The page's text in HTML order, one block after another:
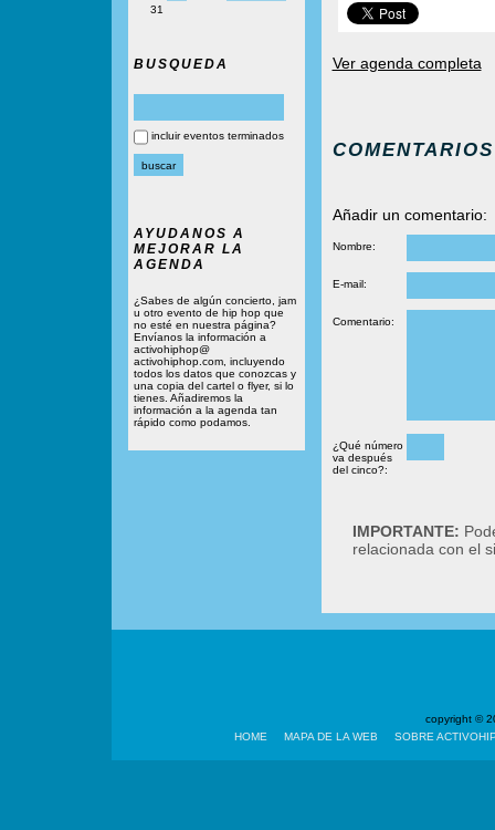
31
BUSQUEDA
incluir eventos terminados
AYUDANOS A
MEJORAR LA
AGENDA
¿Sabes de algún concierto, jam
u otro evento de hip hop que
no esté en nuestra página?
Envíanos la información a
activohiphop@
activohiphop.com, incluyendo
todos los datos que conozcas y
una copia del cartel o flyer, si lo
tienes. Añadiremos la
información a la agenda tan
rápido como podamos.
Ver agenda completa
COMENTARIOS
Añadir un comentario:
Nombre:
E-mail:
Comentario:
¿Qué número
va después
del cinco?:
IMPORTANTE:
relacionada con el
copyright ©
HOME
MAPA DE LA WEB SOBRE